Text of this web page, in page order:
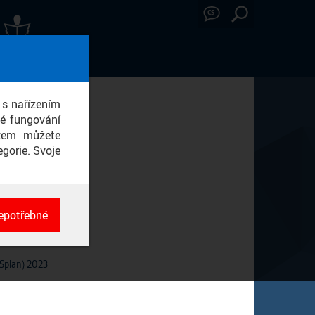
nařízením
fungování
můžete
Svoje
CS
ČVUT v Praze
2023